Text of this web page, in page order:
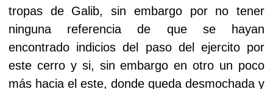
tropas de Galib, sin embargo por no tener
ninguna referencia de que se hayan
encontrado indicios del paso del ejercito por
este cerro y si, sin embargo en otro un poco
más hacia el este, donde queda desmochada y